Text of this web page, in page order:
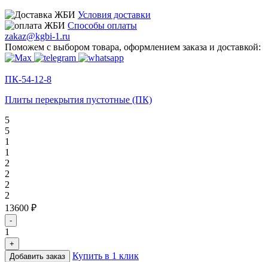
Условия доставки
Способы оплаты
zakaz@kgbi-1.ru
Поможем с выбором товара, оформлением заказа и доставкой:
ПК-54-12-8
Плиты перекрытия пустотные (ПК)
5
5
1
1
2
2
2
2
13600 ₽
-
1
+
Добавить заказ
Купить в 1 клик